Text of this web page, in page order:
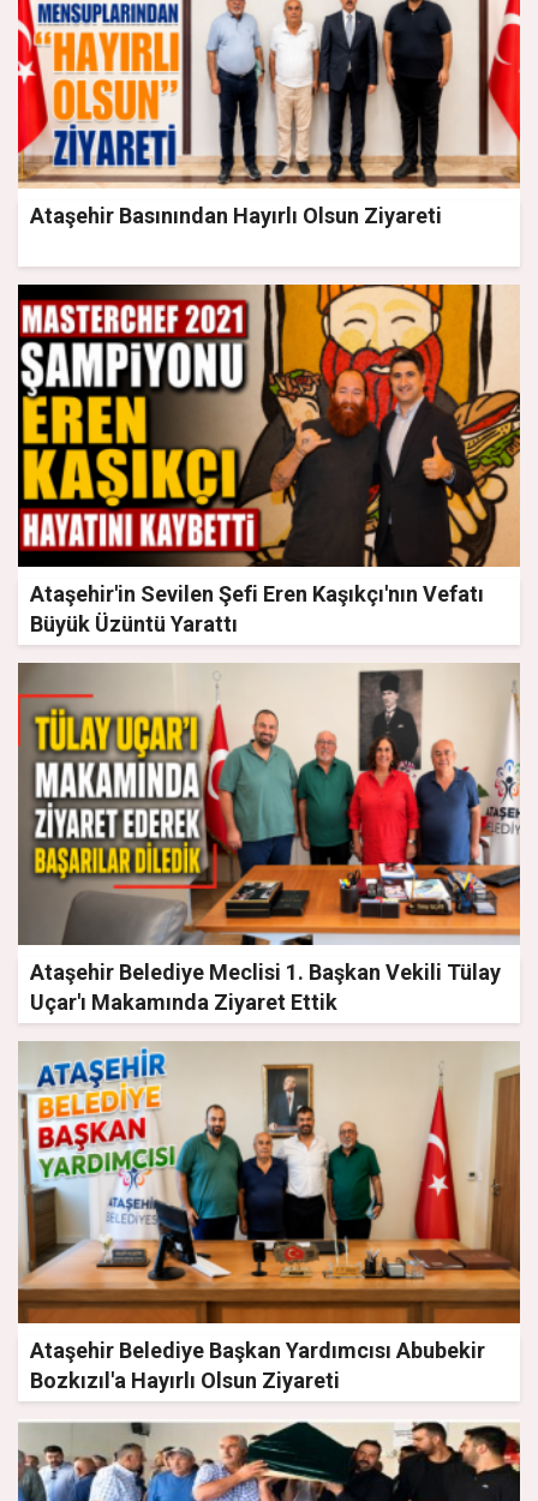
Ataşehir Basınından Hayırlı Olsun Ziyareti
Ataşehir'in Sevilen Şefi Eren Kaşıkçı'nın Vefatı
Büyük Üzüntü Yarattı
Ataşehir Belediye Meclisi 1. Başkan Vekili Tülay
Uçar'ı Makamında Ziyaret Ettik
Ataşehir Belediye Başkan Yardımcısı Abubekir
Bozkızıl'a Hayırlı Olsun Ziyareti